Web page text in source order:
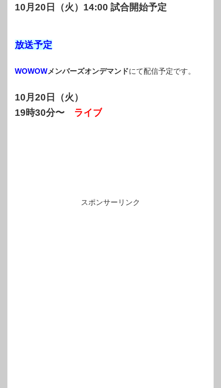
10月20日（火）14:00 試合開始予定
放送予定
WOWOWメンバーズオンデマンドにて配信予定です。
10月20日（火）
19時30分〜 ライブ
スポンサーリンク